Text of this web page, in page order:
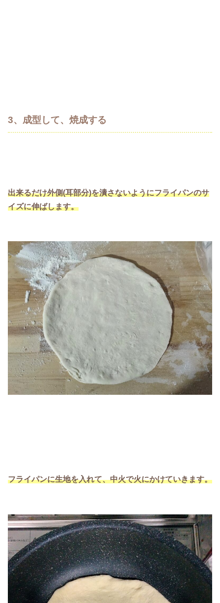
3、成型して、焼成する
出来るだけ外側(耳部分)を潰さないようにフライパンのサ
イズに伸ばします。
フライパンに生地を入れて、中火で火にかけていきます。